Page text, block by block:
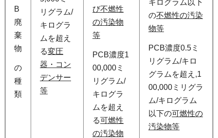
B
廃
棄
物
の
種
類
リグラム/
キログラ
ムを超え
る変圧
器・コン
デンサー
等
び不燃性
の汚染物
等
PCB濃度1
00,000ミ
リグラム/
キログラ
ムを超え
る可燃性
の汚染物
キログラム以下
の不燃性の汚染
物等
PCB濃度0.5ミ
リグラム/キロ
グラムを超え,1
00,000ミリグラ
ム/キログラム
以下の可燃性の
汚染物等